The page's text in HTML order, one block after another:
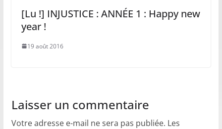
[Lu !] INJUSTICE : ANNÉE 1 : Happy new
year !
19 août 2016
Laisser un commentaire
Votre adresse e-mail ne sera pas publiée. Les